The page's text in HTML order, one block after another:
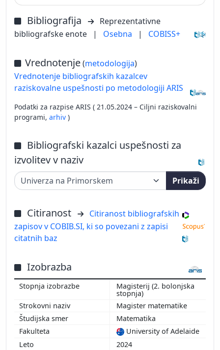
Bibliografija
Reprezentativne
bibliografske enote
| Osebna | COBISS+
Vrednotenje(metodologija)
Vrednotenje bibliografskih kazalcev
raziskovalne uspešnosti po metodologiji ARIS
Podatki za razpise ARIS ( 21.05.2024 – Ciljni raziskovalni
programi, arhiv )
Bibliografski kazalci uspešnosti za
izvolitev v naziv
Prikaži
Citiranost
Citiranost bibliografskih
zapisov v COBIB.SI, ki so povezani z zapisi
citatnih baz
Izobrazba
Magisterij (2. bolonjska
stopnja)
Magister matematike
Matematika
University of Adelaide
2024